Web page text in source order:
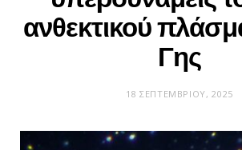
ανθεκτικού
Γης
18 ΣΕΠΤΕΜΒΡΊΟΥ, 2025